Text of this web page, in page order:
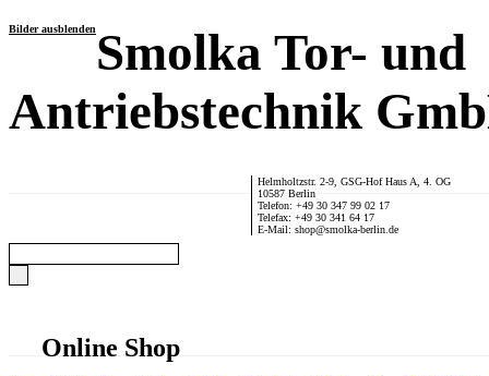
Bilder ausblendenSmolka Tor- und
Antriebstechnik
Helmholtzstr. 2-9, GSG-Hof Haus A, 4. OG
10587 Berlin
Telefon: +49 30 347 99 02 17
Telefax: +49 30 341 64 17
E-Mail: shop@smolka-berlin.de
Online Shop